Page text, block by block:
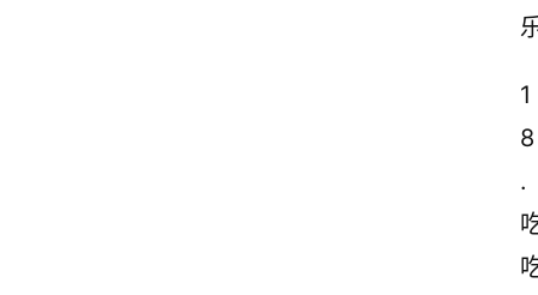
1
8
.